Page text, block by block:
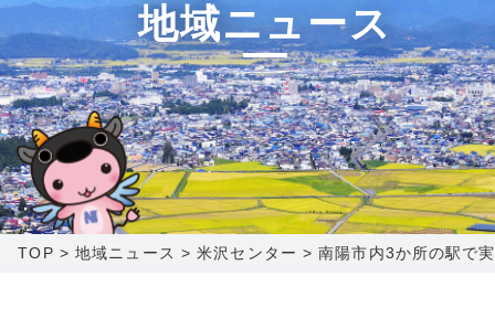
新潟センター 025-210-1200
料金シミュレーション
サポート
Q&A
センター情報
〒992-0044
山形県米沢市春日四丁目2-75
0238-24-2525
営業時間 9:00～18:00
〒960-8252
福島県福島市御山字一本松17-1-
1
0120-173-577
営業時間 9:15～18:00
地域ニュース
TOP >地域ニュース >米沢センター >南陽市内3か所の駅で